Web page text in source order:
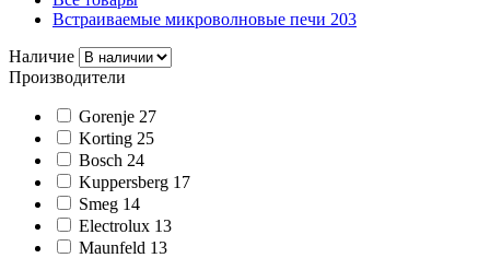
Встраиваемые микроволновые печи 203
Наличие
Производители
Gorenje 27
Korting 25
Bosch 24
Kuppersberg 17
Smeg 14
Electrolux 13
Maunfeld 13